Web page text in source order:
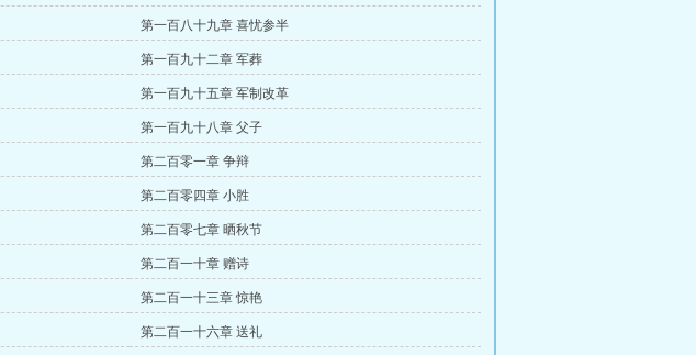
第一百八十九章 喜忧参半
第一百九十二章 军葬
第一百九十五章 军制改革
第一百九十八章 父子
第二百零一章 争辩
第二百零四章 小胜
第二百零七章 晒秋节
第二百一十章 赠诗
第二百一十三章 惊艳
第二百一十六章 送礼